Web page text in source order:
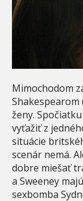
Mimochodom
Shakespearom
ženy.
vyťažiť z
situácie
scenár nemá.
dobre miešať
a Sweeney
sexbomba